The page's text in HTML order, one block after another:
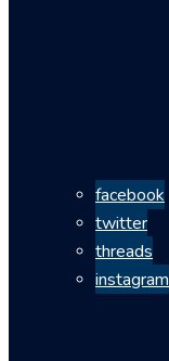
facebook
twitter
threads
instagram